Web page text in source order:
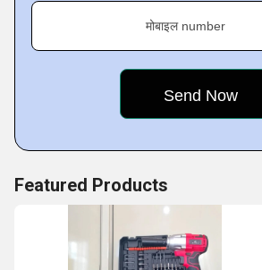
from sourcing to delivery. Our
craftsmanship and customer
making us a preferred choice in the
Key Facts of Marutikrupa
मोबाइल number
Featured Products